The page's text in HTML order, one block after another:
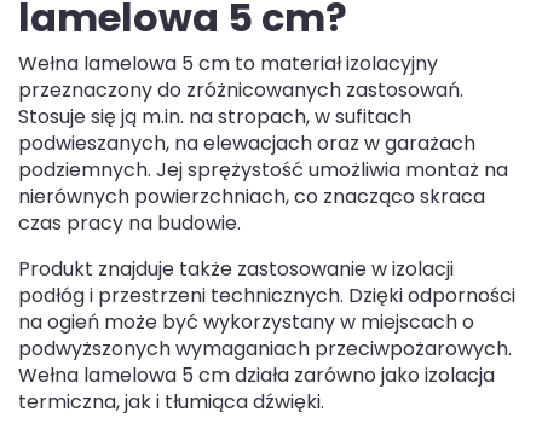
lamelowa 5 cm?
Wełna lamelowa 5 cm to materiał izolacyjny
przeznaczony do zróżnicowanych zastosowań.
Stosuje się ją m.in. na stropach, w sufitach
podwieszanych, na elewacjach oraz w garażach
podziemnych. Jej sprężystość umożliwia montaż na
nierównych powierzchniach, co znacząco skraca
czas pracy na budowie.
Produkt znajduje także zastosowanie w izolacji
podłóg i przestrzeni technicznych. Dzięki odporności
na ogień może być wykorzystany w miejscach o
podwyższonych wymaganiach przeciwpożarowych.
Wełna lamelowa 5 cm działa zarówno jako izolacja
termiczna, jak i tłumiąca dźwięki.